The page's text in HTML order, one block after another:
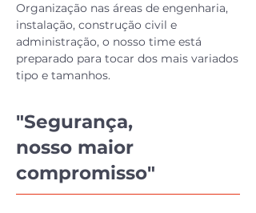
Organização nas áreas de engenharia,
instalação, construção civil e
administração, o nosso time está
preparado para tocar dos mais variados
tipo e tamanhos.
"Segurança,
nosso maior
compromisso"